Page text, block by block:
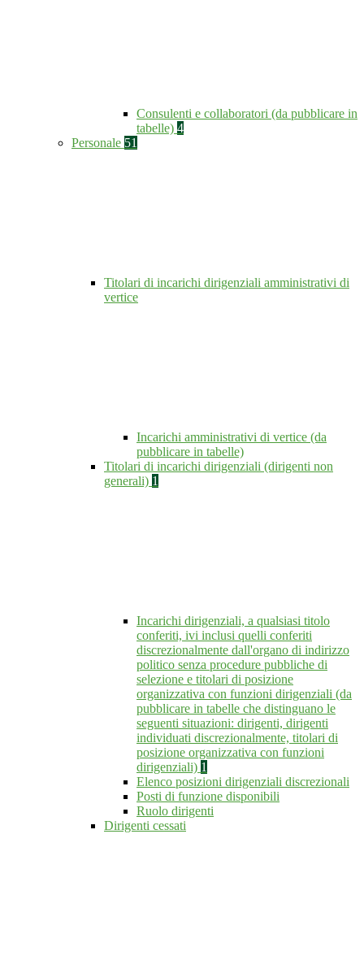
Consulenti e collaboratori (da pubblicare in
tabelle) 4
Personale 51
Titolari di incarichi dirigenziali amministrativi di
vertice
Incarichi amministrativi di vertice (da
pubblicare in tabelle)
Titolari di incarichi dirigenziali (dirigenti non
generali) 1
Incarichi dirigenziali, a qualsiasi titolo
conferiti, ivi inclusi quelli conferiti
discrezionalmente dall'organo di indirizzo
politico senza procedure pubbliche di
selezione e titolari di posizione
organizzativa con funzioni dirigenziali (da
pubblicare in tabelle che distinguano le
seguenti situazioni: dirigenti, dirigenti
individuati discrezionalmente, titolari di
posizione organizzativa con funzioni
dirigenziali) 1
Elenco posizioni dirigenziali discrezionali
Posti di funzione disponibili
Ruolo dirigenti
Dirigenti cessati